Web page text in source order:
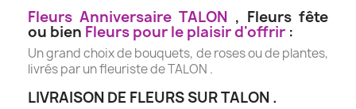
Fleurs Anniversaire TALON , Fleurs fête
ou bien Fleurs pour le plaisir d'offrir :
Un grand choix de bouquets, de roses ou de plantes,
livrés par un fleuriste de TALON .
LIVRAISON DE FLEURS SUR TALON .